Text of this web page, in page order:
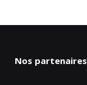
Nos partenaires